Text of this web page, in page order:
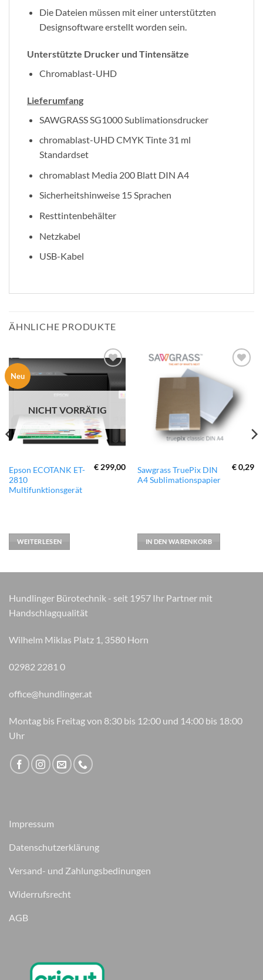
Die Dateien müssen mit einer unterstützten
Designsoftware erstellt worden sein.
Unterstützte Drucker und Tintensätze
Chromablast-UHD
Lieferumfang
SAWGRASS SG1000 Sublimationsdrucker
chromablast-UHD CMYK Tinte 31 ml
Standardset
chromablast Media 200 Blatt DIN A4
Sicherheitshinweise 15 Sprachen
Resttintenbehälter
Netzkabel
USB-Kabel
ÄHNLICHE PRODUKTE
Neu
zur
Wunschliste
hinzufügen
NICHT VORRÄTIG
Epson ECOTANK ET-
2810
Multifunktionsgerät
€ 299,00
WEITERLESEN
Wunschliste
hinzufügen
Sawgrass TruePix DIN
A4 Sublimationspapier
€0,29
IN DEN WARENKORB
Hundlinger Bürotechnik - seit 1957 Ihr Partner mit
Handschlagqualität
Wilhelm Miklas Platz 1, 3580 Horn
02982 2281 0
office@hundlinger.at
Montag bis Freitag von 8:30 bis 12:00 und 14:00 bis 18:00
Uhr
Impressum
Datenschutzerklärung
Versand- und Zahlungsbedinungen
Widerrufsrecht
AGB